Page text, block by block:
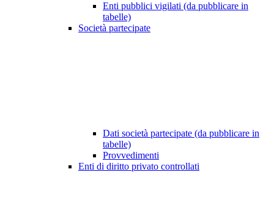
Enti pubblici vigilati (da pubblicare in
tabelle)
Società partecipate
Dati società partecipate (da pubblicare in
tabelle)
Provvedimenti
Enti di diritto privato controllati